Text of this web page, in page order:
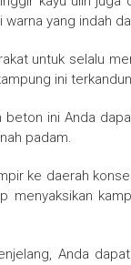
warna yang indah
untuk selalu
ini
beton ini Anda
padam.
ke daerah
menyaksikan
Anda